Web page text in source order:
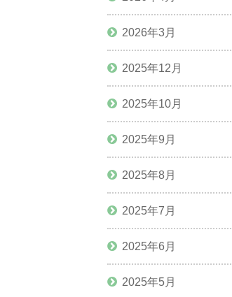
2026年3月
2025年12月
2025年10月
2025年9月
2025年8月
2025年7月
2025年6月
2025年5月